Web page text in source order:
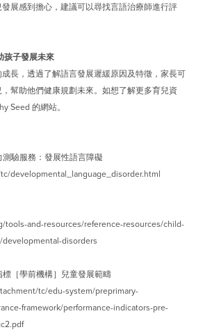
展感到擔心，建議可以尋找言語治療師進行評
孩子發展未來
長，透過了解語言發展遲緩原因及特徵，家長可
幫助他們健康規劃未來。如想了解更多育兒資
Seed 的網站。
驗服務：發展性語言障礙
developmental_language_disorder.html
tools-and-resources/reference-resources/child-
disorders
［學前機構］兒童發展範疇
tc/edu-system/preprimary-
framework/performance-indicators-pre-